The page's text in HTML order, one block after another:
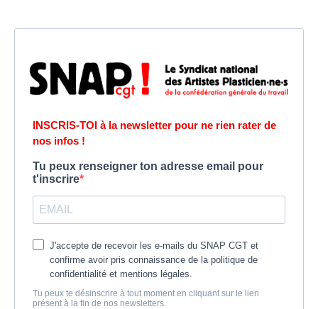
INSCRIS-TOI à la newsletter pour ne rien rater de
nos infos !
Tu peux renseigner ton adresse email pour
t'inscrire
J'accepte de recevoir les e-mails du SNAP CGT et
confirme avoir pris connaissance de la politique de
confidentialité et mentions légales.
Tu peux te désinscrire à tout moment en cliquant sur le lien
présent à la fin de nos newsletters.